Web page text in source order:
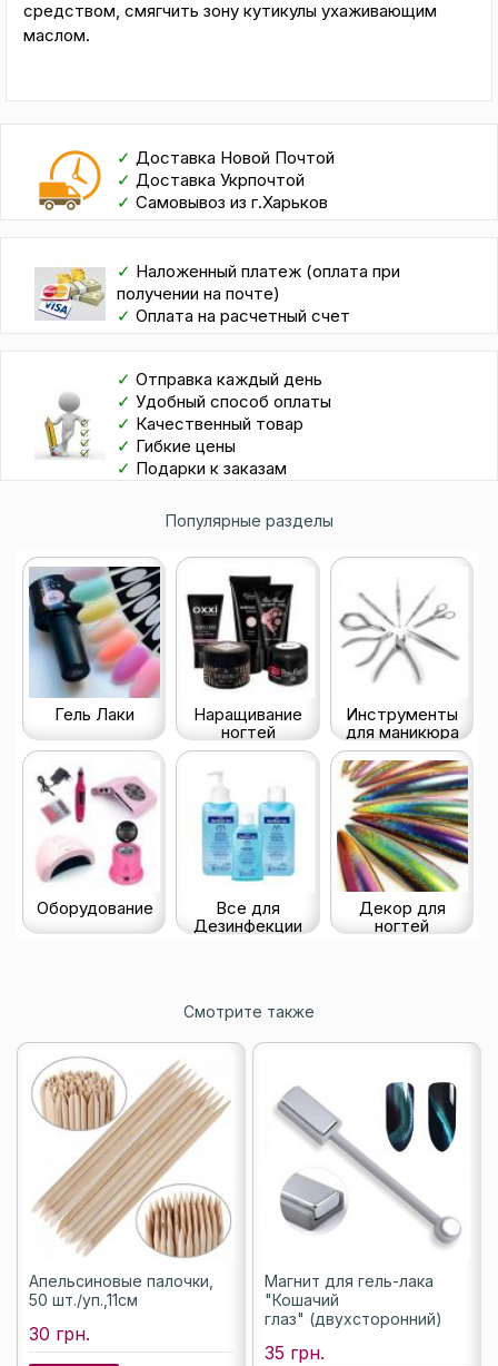
средством, смягчить зону кутикулы ухаживающим
маслом.
✓ Доставка Новой Почтой
✓ Доставка Укрпочтой
✓ Самовывоз из г.Харьков
✓ Наложенный платеж (оплата при
получении на почте)
✓ Оплата на расчетный счет
✓ Отправка каждый день
✓ Удобный способ оплаты
✓ Качественный товар
✓ Гибкие цены
✓ Подарки к заказам
Популярные разделы
Гель Лаки
Наращивание
ногтей
Инструменты
для маникюра
Оборудование
Все для
Дезинфекции
Декор для
ногтей
Смотрите также
Апельсиновые палочки,
50 шт./уп.,11см
30 грн.
Магнит для гель-лака
"Кошачий
глаз" (двухсторонний)
35 грн.